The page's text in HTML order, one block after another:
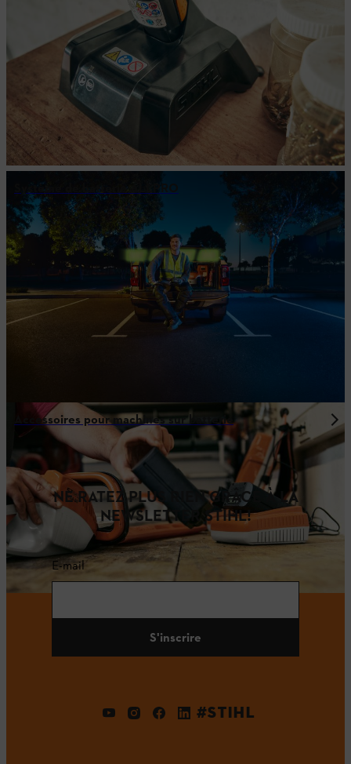
Système de batterie ALLPRO
Accessoires pour machines sur batterie
NE RATEZ PLUS RIEN GRÂCE À LA
NEWSLETTER STIHL!
E-mail
S'inscrire
#STIHL